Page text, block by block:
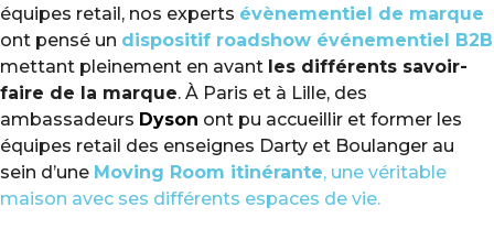
équipes retail, nos experts évènementiel de marque
ont pensé un dispositif roadshow événementiel B2B
mettant pleinement en avant les différents savoir-
faire de la marque. À Paris et à Lille, des
ambassadeurs Dyson ont pu accueillir et former les
équipes retail des enseignes Darty et Boulanger au
sein d’une Moving Room itinérante, une véritable
maison avec ses différents espaces de vie.